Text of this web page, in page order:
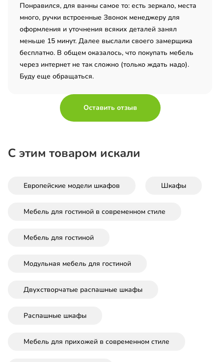
Понравился, для ванны самое то: есть зеркало, места
много, ручки встроенные Звонок менеджеру для
оформления и уточнения всяких деталей занял
меньше 15 минут. Далее выслали своего замерщика
бесплатно. В общем оказалось, что покупать мебель
через интернет не так сложно (только ждать надо).
Буду еще обращаться.
Оставить отзыв
С этим товаром искали
Европейские модели шкафов Шкафы
Мебель для гостиной в современном стиле
Мебель для гостиной
Модульная мебель для гостиной
Двухстворчатые распашные шкафы
Распашные шкафы
Мебель для прихожей в современном стиле